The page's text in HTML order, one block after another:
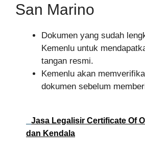
San Marino
Dokumen yang sudah
Kemenlu untuk
tangan resmi.
Kemenlu akan
dokumen sebelum
Jasa Legalisir Certificate Of
dan Kendala